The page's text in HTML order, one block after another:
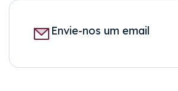
Envie-nos um email